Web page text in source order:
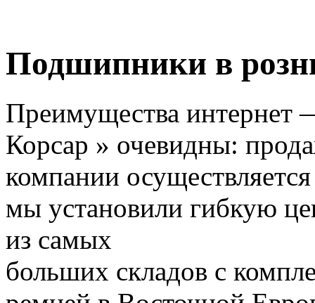
Подшипники в
Преимущества интернет
Корсар » очевидны:
компании
мы установили гибкую
из самых
больших складов с